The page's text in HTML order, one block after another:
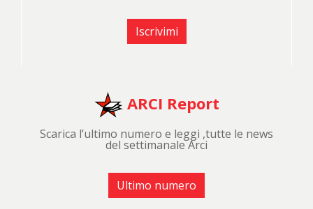
Iscrivimi
ARCI Report
Scarica l’ultimo numero e leggi ,tutte le news
del settimanale Arci
Ultimo numero